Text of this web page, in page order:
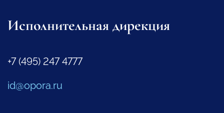
Исполнительная дирекция
+7 (495) 247 4777
id@opora.ru